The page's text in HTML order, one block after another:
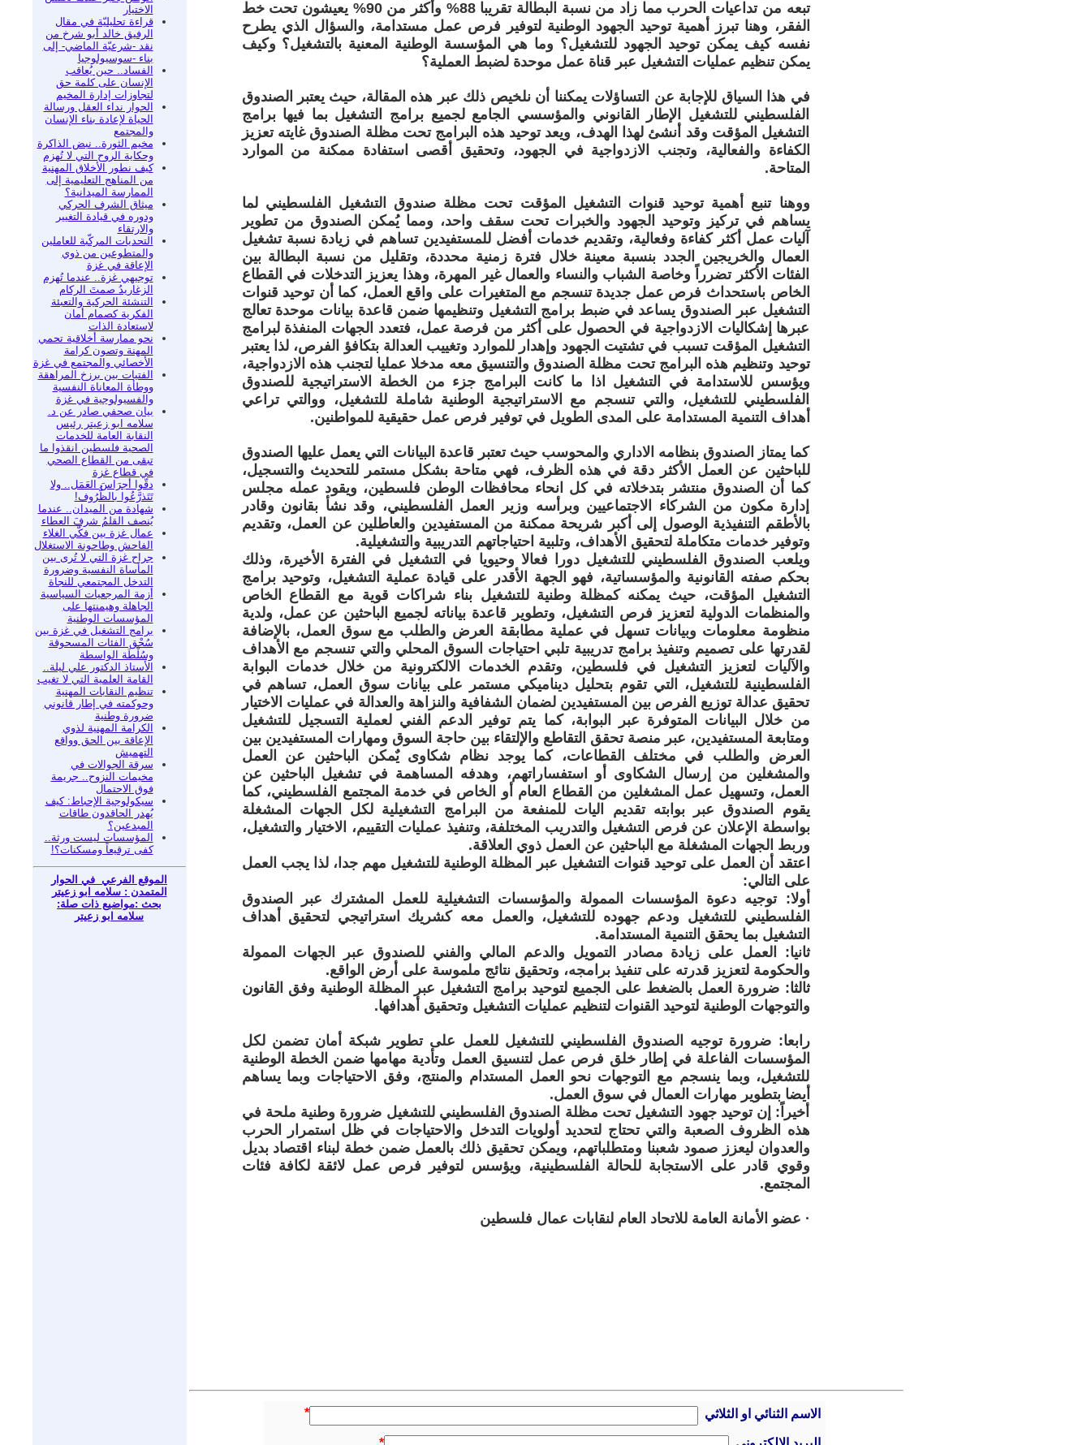
الاختيار
قراءة تحليليّة في مقال
الرفيق خالد أبو شرخ من
نقد -شرعيّة الماضي- إلى
بناء -سوسيولوجيا
الفساد.. حين يُعاقب
الإنسان على كلمة حق
لتجاوزات إدارة المخيم
الحوار نداء العقل ورسالة
الحياة لإعادة بناء الإنسان
والمجتمع
مخيم الثورة.. نبض الذاكرة
وحكاية الروح التي لا تُهزم
كيف نطور الأخلاق المهنية
من المناهج التعليمية إلى
الممارسة الميدانية؟
ميثاق الشرف الحركي
ودوره في قيادة التغيير
والارتقاء
التحديات المركّبة للعاملين
والمتطوعين من ذوي
الإعاقة في غزة
توجيهي غزة.. عندما تُهزم
الزغاريدُ صمتَ الركام
التنشئة الحركية والتعبئة
الفكرية كصمام أمان
لاستعادة الذات
نحو ممارسة أخلاقية تحمي
المهنة وتصون كرامة
الأخصائي والمجتمع في غزة
الفتيات بين برزخ المراهقة
ووطأة المعاناة النفسية
والفسيولوجية في غزة
بيان صحفي صادر عن د.
سلامه ابو زعيتر رئيس
النقابة العامة للخدمات
الصحية فلسطين انقذوا ما
تبقى من القطاع الصحي
في قطاع غزة
دقّوا أجرَاسَ العَمَل.. ولا
تَتَذرَّعُوا بالظُّرُوف!
شهادة من الميدان.. عندما
يُنصف القلمُ شرفَ العطاء
عمال غزة بين فكّي الغلاء
الفاحش وطاحونة الاستغلال
جراح غزة التي لا تُرى بين
المأساة النفسية وضرورة
التدخل المجتمعي للنجاة
أزمة المرجعيات السياسية
الجاهلة وهيمنتها على
المؤسسات الوطنية
برامج التشغيل في غزة بين
سُحْق الفئات المسحوقة
وسُلْطَة الواسطة
الأستاذ الدكتور علي ليلة..
القامة العلمية التي لا تغيب
تنظيم النقابات المهنية
وحوكمته في إطار قانوني
ضرورة وطنية
الكرامة المهنية لذوي
الإعاقة بين الحق وواقع
التهميش
سرقة الجوالات في
مخيمات النزوح.. جريمة
فوق الاحتمال
سيكولوجية الإحباط: كيف
يُهدر الحاقدون طاقات
المبدعين؟
المؤسسات ليست ورثة..
كفى ترقيعاً ومسكنات؟!
الموقع الفرعي في الحوار
المتمدن : سلامه ابو زعيتر
بحث :مواضيع ذات صلة:
سلامه ابو زعيتر
تبعه من تداعيات الحرب مما زاد من نسبة البطالة تقريبا 88% وأكثر من 90% يعيشون تحت خط
الفقر، وهنا تبرز أهمية توحيد الجهود الوطنية لتوفير فرص عمل مستدامة، والسؤال الذي يطرح
نفسه كيف يمكن توحيد الجهود للتشغيل؟ وما هي المؤسسة الوطنية المعنية بالتشغيل؟ وكيف
يمكن تنظيم عمليات التشغيل عبر قناة عمل موحدة لضبط العملية؟
في هذا السياق للإجابة عن التساؤلات يمكننا أن نلخيص ذلك عبر هذه المقالة، حيث يعتبر الصندوق
الفلسطيني للتشغيل الإطار القانوني والمؤسسي الجامع لجميع برامج التشغيل بما فيها برامج
التشغيل المؤقت وقد أنشئ لهذا الهدف، ويعد توحيد هذه البرامج تحت مظلة الصندوق غايته تعزيز
الكفاءة والفعالية، وتجنب الازدواجية في الجهود، وتحقيق أقصى استفادة ممكنة من الموارد
المتاحة.
ووهنا تنبع أهمية توحيد قنوات التشغيل المؤقت تحت مظلة صندوق التشغيل الفلسطيني لما
يساهم في تركيز وتوحيد الجهود والخبرات تحت سقف واحد، ومما يُمكن الصندوق من تطوير
آليات عمل أكثر كفاءة وفعالية، وتقديم خدمات أفضل للمستفيدين تساهم في زيادة نسبة تشغيل
العمال والخريجين الجدد بنسبة معينة خلال فترة زمنية محددة، وتقليل من نسبة البطالة بين
الفئات الأكثر تضرراً وخاصة الشباب والنساء والعمال غير المهرة، وهذا يعزيز التدخلات في القطاع
الخاص باستحداث فرص عمل جديدة تنسجم مع المتغيرات على واقع العمل، كما أن توحيد قنوات
التشغيل عبر الصندوق يساعد في ضبط برامج التشغيل وتنظيمها ضمن قاعدة بيانات موحدة تعالج
عبرها إشكاليات الازدواجية في الحصول على أكثر من فرصة عمل، فتعدد الجهات المنفذة لبرامج
التشغيل المؤقت تسبب في تشتيت الجهود وإهدار للموارد وتغييب العدالة بتكافؤ الفرص، لذا يعتبر
توحيد وتنظيم هذه البرامج تحت مظلة الصندوق والتنسيق معه مدخلا عمليا لتجنب هذه الازدواجية،
ويؤسس للاستدامة في التشغيل اذا ما كانت البرامج جزء من الخطة الاستراتيجية للصندوق
الفلسطيني للتشغيل، والتي تنسجم مع الاستراتيجية الوطنية شاملة للتشغيل، ووالتي تراعي
أهداف التنمية المستدامة على المدى الطويل في توفير فرص عمل حقيقية للمواطنين.
كما يمتاز الصندوق بنظامه الاداري والمحوسب حيث تعتبر قاعدة البيانات التي يعمل عليها الصندوق
للباحثين عن العمل الأكثر دقة في هذه الظرف، فهي متاحة بشكل مستمر للتحديث والتسجيل،
كما أن الصندوق منتشر بتدخلاته في كل انحاء محافظات الوطن فلسطين، ويقود عمله مجلس
إدارة مكون من الشركاء الاجتماعيين وبرأسه وزير العمل الفلسطيني، وقد نشأ بقانون وقادر
بالأطقم التنفيذية الوصول إلى أكبر شريحة ممكنة من المستفيدين والعاطلين عن العمل، وتقديم
وتوفير خدمات متكاملة لتحقيق الأهداف، وتلبية احتياجاتهم التدريبية والتشغيلية.
ويلعب الصندوق الفلسطيني للتشغيل دورا فعالا وحيويا في التشغيل في الفترة الأخيرة، وذلك
بحكم صفته القانونية والمؤسساتية، فهو الجهة الأقدر على قيادة عملية التشغيل، وتوحيد برامج
التشغيل المؤقت، حيث يمكنه كمظلة وطنية للتشغيل بناء شراكات قوية مع القطاع الخاص
والمنظمات الدولية لتعزيز فرص التشغيل، وتطوير قاعدة بياناته لجميع الباحثين عن عمل، ولدية
منظومة معلومات وبيانات تسهل في عملية مطابقة العرض والطلب مع سوق العمل، بالإضافة
لقدرتها على تصميم وتنفيذ برامج تدريبية تلبي احتياجات السوق المحلي والتي تنسجم مع الأهداف
والآليات لتعزيز التشغيل في فلسطين، وتقدم الخدمات الالكترونية من خلال خدمات البوابة
الفلسطينية للتشغيل، التي تقوم بتحليل ديناميكي مستمر على بيانات سوق العمل، تساهم في
تحقيق عدالة توزيع الفرص بين المستفيدين لضمان الشفافية والنزاهة والعدالة في عمليات الاختيار
من خلال البيانات المتوفرة عبر البوابة، كما يتم توفير الدعم الفني لعملية التسجيل للتشغيل
ومتابعة المستفيدين، عبر منصة تحقق التقاطع والإلتقاء بين حاجة السوق ومهارات المستفيدين بين
العرض والطلب في مختلف القطاعات، كما يوجد نظام شكاوى يٌمكن الباحثين عن العمل
والمشغلين من إرسال الشكاوى أو استفساراتهم، وهدفه المساهمة في تشغيل الباحثين عن
العمل، وتسهيل عمل المشغلين من القطاع العام أو الخاص في خدمة المجتمع الفلسطيني، كما
يقوم الصندوق عبر بوابته تقديم اليات للمنفعة من البرامج التشغيلية لكل الجهات المشغلة
بواسطة الإعلان عن فرص التشغيل والتدريب المختلفة، وتنفيذ عمليات التقييم، الاختيار والتشغيل،
وربط الجهات المشغلة مع الباحثين عن العمل ذوي العلاقة.
اعتقد أن العمل على توحيد قنوات التشغيل عبر المظلة الوطنية للتشغيل مهم جدا، لذا يجب العمل
على التالي:
أولا: توجيه دعوة المؤسسات الممولة والمؤسسات التشغيلية للعمل المشترك عبر الصندوق
الفلسطيني للتشغيل ودعم جهوده للتشغيل، والعمل معه كشريك استراتيجي لتحقيق أهداف
التشغيل بما يحقق التنمية المستدامة.
ثانيا: العمل على زيادة مصادر التمويل والدعم المالي والفني للصندوق عبر الجهات الممولة
والحكومة لتعزيز قدرته على تنفيذ برامجه، وتحقيق نتائج ملموسة على أرض الواقع.
ثالثا: ضرورة العمل بالضغط على الجميع لتوحيد برامج التشغيل عبر المظلة الوطنية وفق القانون
والتوجهات الوطنية لتوحيد القنوات لتنظيم عمليات التشغيل وتحقيق أهدافها.
رابعا: ضرورة توجيه الصندوق الفلسطيني للتشغيل للعمل على تطوير شبكة أمان تضمن لكل
المؤسسات الفاعلة في إطار خلق فرص عمل لتنسيق العمل وتأدية مهامها ضمن الخطة الوطنية
للتشغيل، وبما ينسجم مع التوجهات نحو العمل المستدام والمنتج، وفق الاحتياجات وبما يساهم
أيضا بتطوير مهارات العمال في سوق العمل.
أخيراً: إن توحيد جهود التشغيل تحت مظلة الصندوق الفلسطيني للتشغيل ضرورة وطنية ملحة في
هذه الظروف الصعبة والتي تحتاج لتحديد أولويات التدخل والاحتياجات في ظل استمرار الحرب
والعدوان ليعزز صمود شعبنا ومتطلباتهم، ويمكن تحقيق ذلك بالعمل ضمن خطة لبناء اقتصاد بديل
وقوي قادر على الاستجابة للحالة الفلسطينية، ويؤسس لتوفير فرص عمل لائقة لكافة فئات
المجتمع.
· عضو الأمانة العامة للاتحاد العام لنقابات عمال فلسطين
* الاسم الثنائي او الثلاثي